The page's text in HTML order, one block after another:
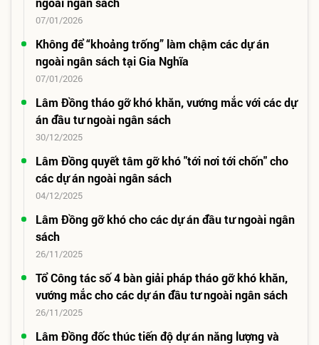
07/01/2026
Không để “khoảng trống” làm chậm các dự án
ngoài ngân sách tại Gia Nghĩa
07/01/2026
Lâm Đồng tháo gỡ khó khăn, vướng mắc với các dự
án đầu tư ngoài ngân sách
30/12/2025
Lâm Đồng quyết tâm gỡ khó "tới nơi tới chốn" cho
các dự án ngoài ngân sách
04/12/2025
Lâm Đồng gỡ khó cho các dự án đầu tư ngoài ngân
sách
26/11/2025
Tổ Công tác số 4 bàn giải pháp tháo gỡ khó khăn,
vướng mắc cho các dự án đầu tư ngoài ngân sách
26/11/2025
Lâm Đồng đốc thúc tiến độ dự án năng lượng và